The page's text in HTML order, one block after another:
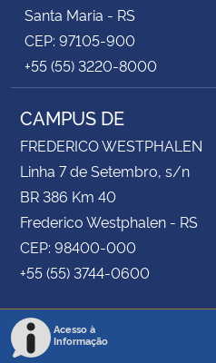
Santa Maria - RS
CEP: 97105-900
+55 (55) 3220-8000
CAMPUS DE
FREDERICO WESTPHALEN
Linha 7 de Setembro, s/n
BR 386 Km 40
Frederico Westphalen - RS
CEP: 98400-000
+55 (55) 3744-0600
Acesso à
Informação